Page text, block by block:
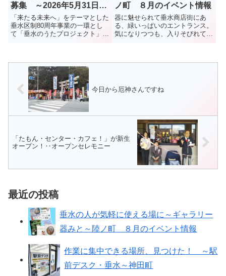
募集 ～2026年5月31日
(月)締め切り
「来たる未来へ」をテーマとした
垂水区制80周年事業の一環とし
て「垂水のうたプロジェクト」を
ことを目指し、垂水区の「未来へ
のメッセージソング」の歌詞募
集...
ノ町 ８月のイベント情報
器に魅せられて垂水商店街にあ
る、緑いっぱいのエントランス。
気になりつつも、入りそびれてい
今日から厄神さんですね
「たもん・センター・カフェ！」が新生
オープン！‥オープンセレモニー
最近の投稿
垂水の人が気軽に使える場に～ギャラリー
器みと～陸ノ町 ８月のイベント情報
作業に集中できる場所、見つけた！ ～駅
前デスク・垂水～神田町